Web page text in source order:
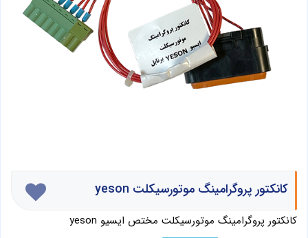
کانکتور پروگرامینگ موتورسیکلت yeson
کانکتور پروگرامینگ موتورسیکلت مختص ایسیو yeson